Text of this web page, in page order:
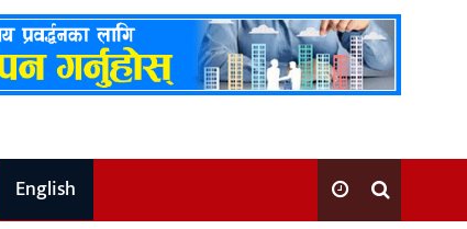
English